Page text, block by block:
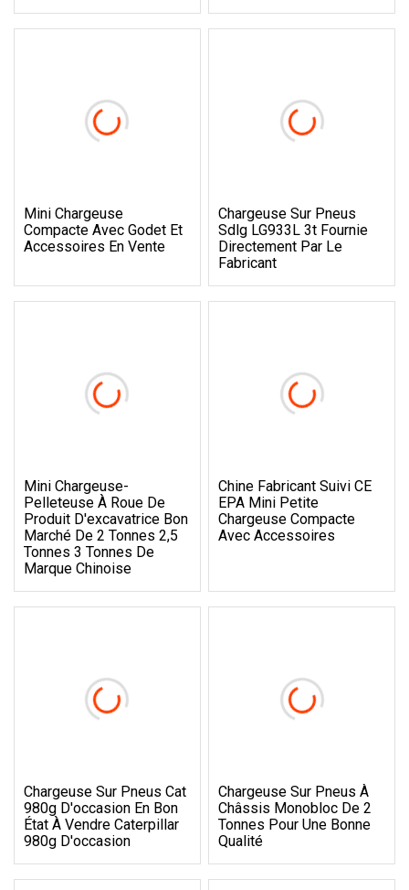
Mini Chargeuse
Compacte Avec Godet Et
Accessoires En Vente
Chargeuse Sur Pneus
Sdlg LG933L 3t Fournie
Directement Par Le
Fabricant
Mini Chargeuse-
Pelleteuse À Roue De
Produit D'excavatrice Bon
Marché De 2 Tonnes 2,5
Tonnes 3 Tonnes De
Marque Chinoise
Chine Fabricant Suivi CE
EPA Mini Petite
Chargeuse Compacte
Avec Accessoires
Chargeuse Sur Pneus Cat
980g D'occasion En Bon
État À Vendre Caterpillar
980g D'occasion
Chargeuse Sur Pneus À
Châssis Monobloc De 2
Tonnes Pour Une Bonne
Qualité